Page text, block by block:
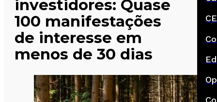
investidores: Quase
100 manifestações
de interesse em
menos de 30 dias